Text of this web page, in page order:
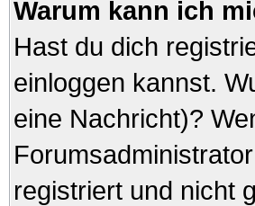
Warum kann ich
Hast du dich
einloggen kannst.
eine Nachricht)?
registriert und nicht